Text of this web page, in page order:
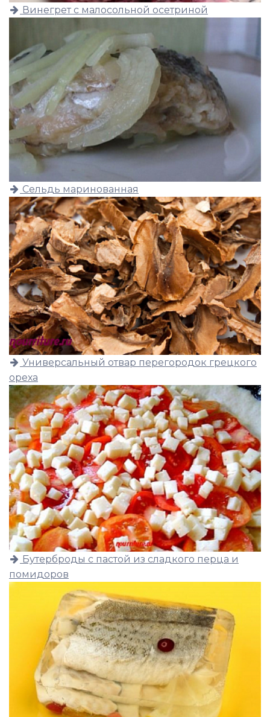
Винегрет с малосольной осетриной
Сельдь маринованная
Универсальный отвар перегородок грецкого
ореха
Бутерброды с пастой из сладкого перца и
помидоров